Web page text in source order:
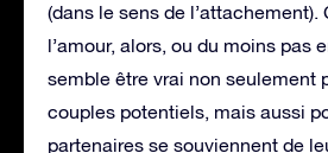
(dans le sens de l’attachement).
l’amour, alors, ou du moins pas
semble être vrai non seulement
couples potentiels, mais aussi
partenaires se souviennent de